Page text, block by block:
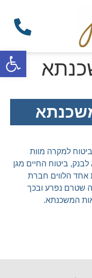
למקרה מוות
ביטוח החיים מגן
אחד הלווים חברת
שטרם נפרע ובכך
המשכנתא.